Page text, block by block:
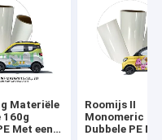
Materiële
160g
Met een
Roomijs II
Monomeric
Dubbele PE